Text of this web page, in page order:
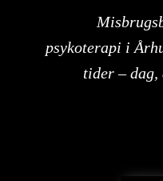
psykoterapi i
tider – dag,